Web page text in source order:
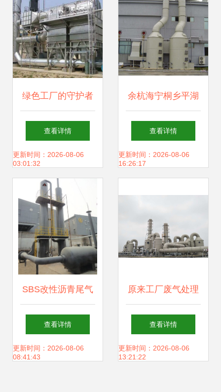
绿色工厂的守护者
三大环保气旅先锋
的废气处理之道
查看详情
更新时间：2026-08-06
03:01:32
余杭海宁桐乡平湖
经济圈中的活性炭
废气处理设备应用
查看详情
更新时间：2026-08-06
16:26:17
SBS改性沥青尾气
处理设备选山东大
山改性沥青设备厂
查看详情
更新时间：2026-08-06
08:41:43
原来工厂废气处理
这么简单 —— 源
和环保废气处理设
查看详情
更新时间：2026-08-06
13:21:22